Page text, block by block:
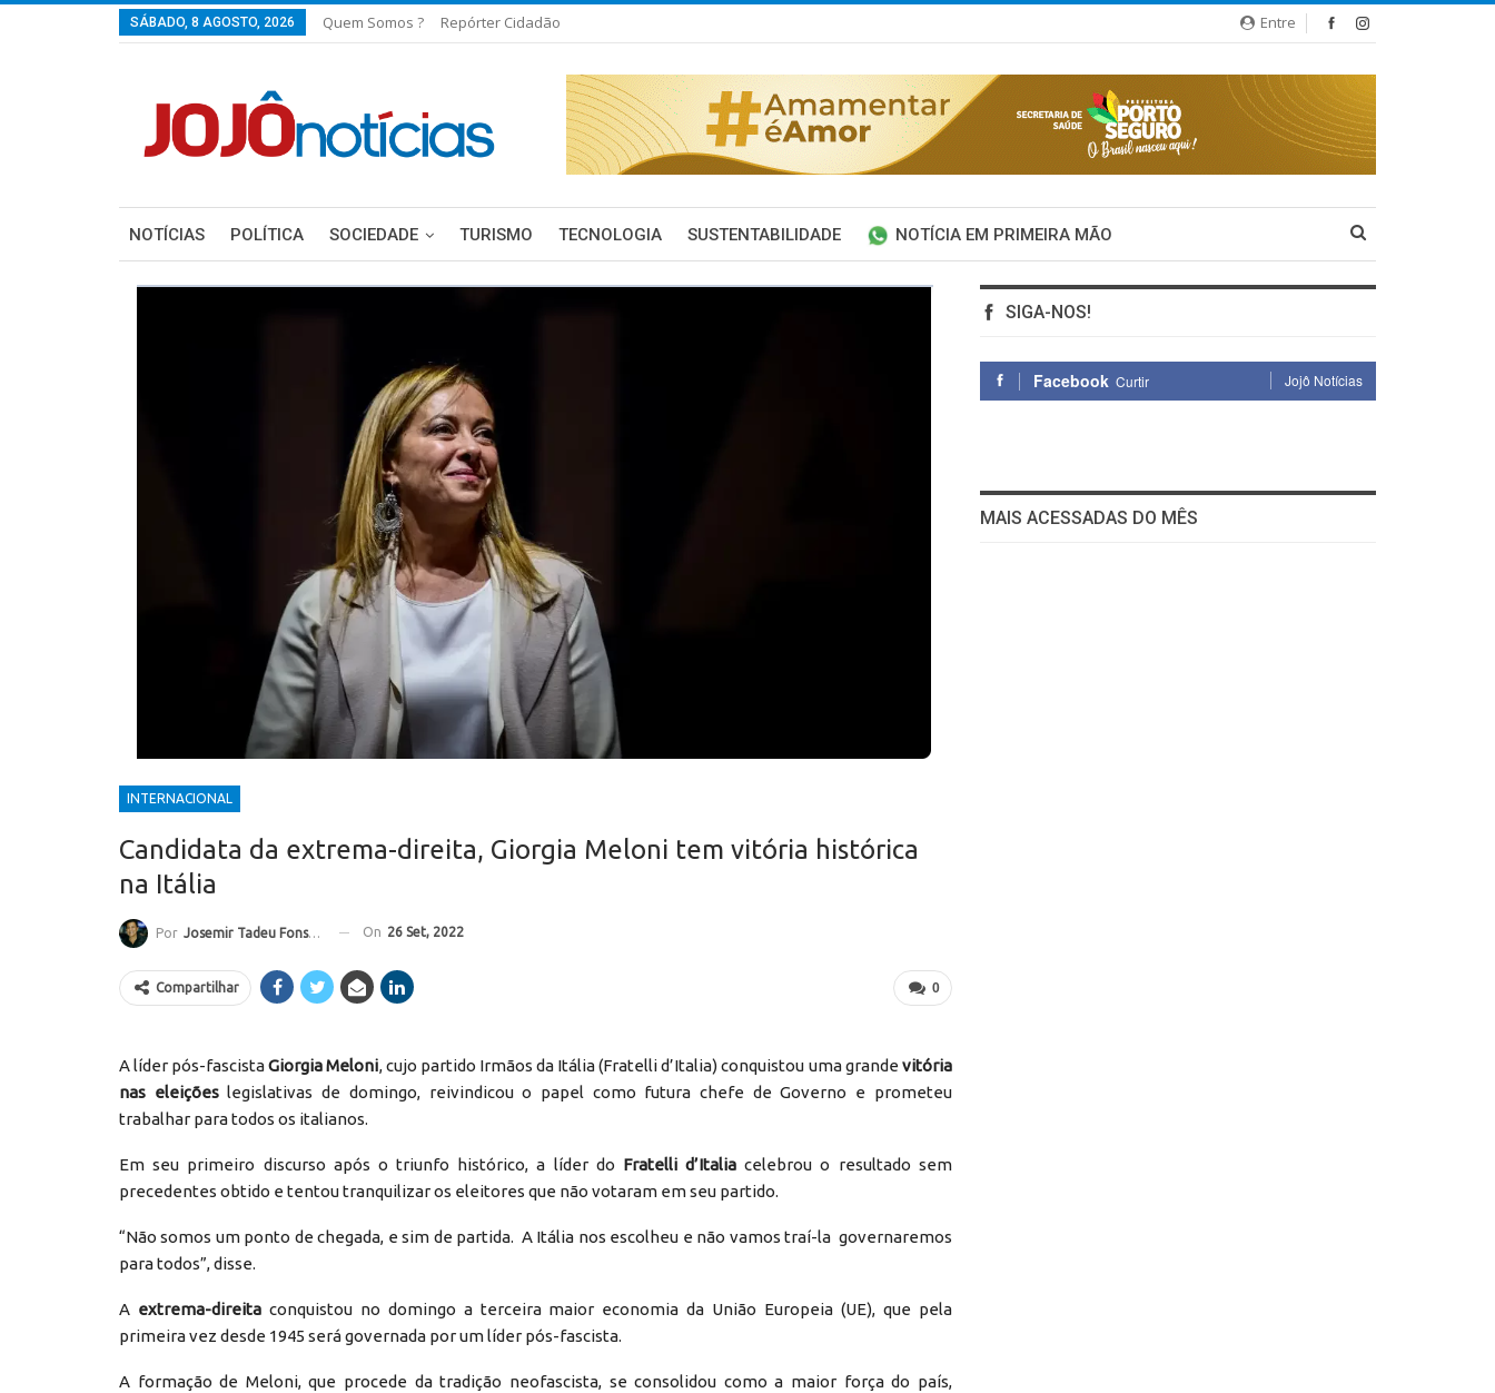
Entre
SÁBADO, 8 AGOSTO, 2026 Quem Somos ? Repórter Cidadão
NOTÍCIAS POLÍTICA SOCIEDADE TURISMO TECNOLOGIA SUSTENTABILIDADE NOTÍCIA EM PRIMEIRA MÃO
INTERNACIONAL
Candidata da extrema-direita, Giorgia Meloni tem vitória histórica
na Itália
Por Josemir Tadeu Fonseca On 26 Set, 2022
0
Compartilhar
A líder pós-fascistaGiorgia Meloni, cujo partido Irmãos da Itália (Fratelli d’Italia) conquistou uma grande vitória
nas eleiçõeslegislativas de domingo, reivindicou o papel como futura chefe de Governo e prometeu
trabalhar para todos os italianos.
Em seu primeiro discurso após o triunfo histórico, a líder do Fratelli d’Italia celebrou o resultado sem
precedentes obtido e tentou tranquilizar os eleitores que não votaram em seu partido.
“Não somos um ponto de chegada, e sim de partida. A Itália nos escolheu e não vamos traí-la governaremos
para todos”, disse.
A extrema-direitaconquistou no domingo a terceira maior economia da União Europeia (UE), que pela
primeira vez desde 1945 será governada por um líder pós-fascista.
A formação de Meloni, que procede da tradição neofascista, se consolidou como a maior força do país,
SIGA-NOS!
Facebook Curtir Jojô Notícias
MAIS ACESSADAS DO MÊS